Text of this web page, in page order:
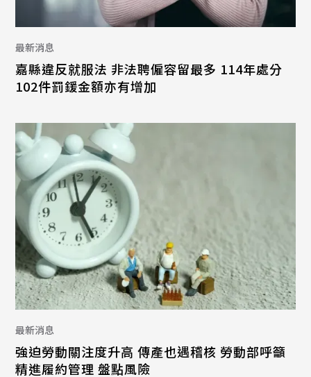
最新消息
嘉縣違反就服法 非法聘僱容留最多 114年處分
102件罰鍰金額亦有增加
最新消息
強迫勞動關注度升高 傳產也遇稽核 勞動部呼籲
精進履約管理 盤點風險